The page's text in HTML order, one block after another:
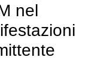
nel